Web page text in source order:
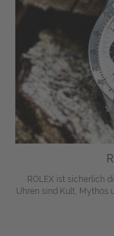
ROLEX ist sicherlich
Uhren sind Kult, Mythos